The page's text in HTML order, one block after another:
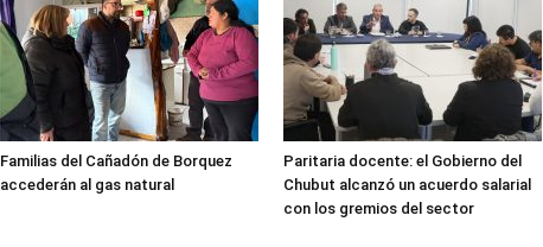
Familias del Cañadón de Borquez
accederán al gas natural
Paritaria docente: el Gobierno del
Chubut alcanzó un acuerdo salarial
con los gremios del sector